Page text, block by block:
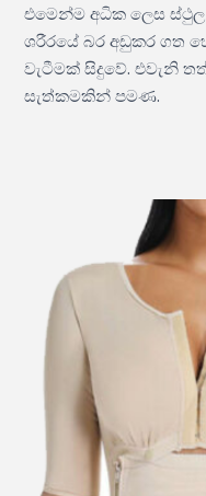
එමෙන්ම අධික ලෙස
ශරීරයේ බර අඩුකර ගත
වැටීමක් සිදුවේ. එවැනි
සැත්කමකින් පමණ.